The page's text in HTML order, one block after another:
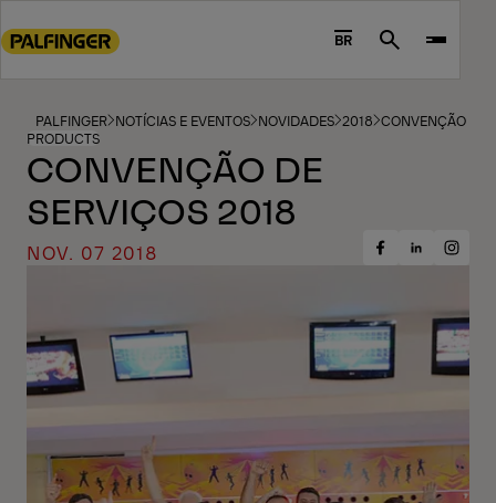
to
footer
content
BR Search
PALFINGER NOTÍCIAS E EVENTOS NOVIDADES 2018 CONVENÇÃO DE
PRODUCTS
CONVENÇÃO DE
SERVIÇOS 2018
NOV. 07 2018
ShareShare
LinkedIn
Share